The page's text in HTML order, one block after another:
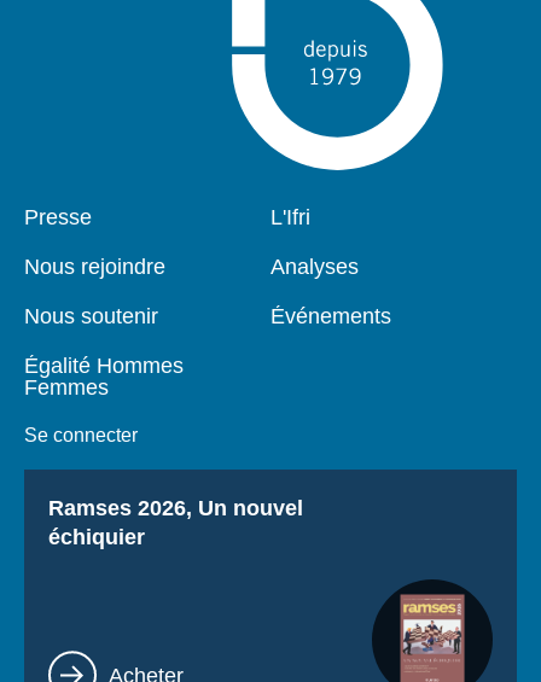
Pied
Presse
Nous rejoindre
Nous soutenir
Égalité Hommes
Femmes
Se connecter
Navigation
L'Ifri
Analyses
Événements
Titre
Ramses 2026, Un nouvel
échiquier
Lien
Acheter